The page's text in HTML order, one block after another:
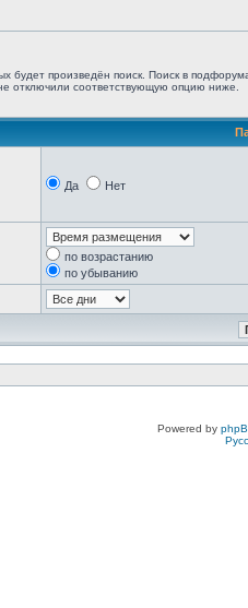
будет произведён поиск. Поиск в
отключили соответствующую опцию ниже.
Да Нет
по возрастанию
по убыванию
Powered by